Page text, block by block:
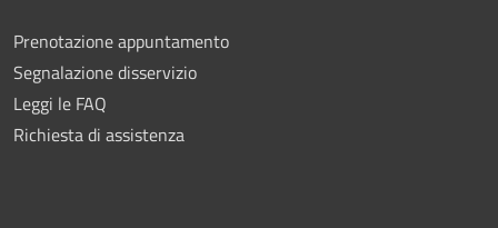
Prenotazione appuntamento
Segnalazione disservizio
Leggi le FAQ
Richiesta di assistenza